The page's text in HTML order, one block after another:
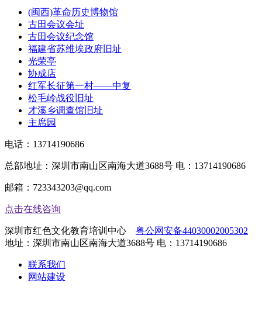
(闽西)革命历史博物馆
古田会议会址
古田会议纪念馆
福建省苏维埃政府旧址
光荣亭
协成店
红军长征第一村——中复
松毛岭战役旧址
才溪乡调查馆旧址
主席园
电话： 13714190686
总部地址：深圳市南山区南海大道3688号 电：13714190686
邮箱：723343203@qq.com
点击在线咨询
深圳市红色文化教育培训中心 粤公网安备44030002005302
地址：深圳市南山区南海大道3688号 电：13714190686
联系我们
网站建设